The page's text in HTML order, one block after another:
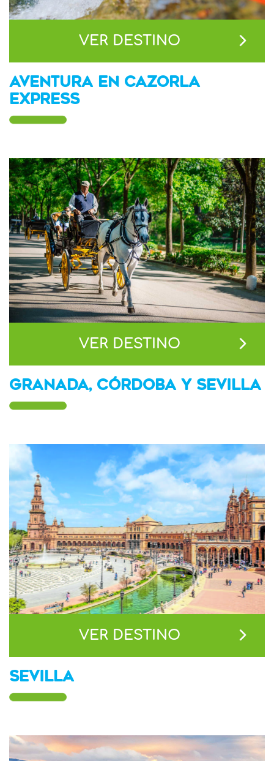
VER DESTINO
AVENTURA EN CAZORLA
EXPRESS
VER DESTINO
GRANADA, CÓRDOBA Y SEVILLA
VER DESTINO
SEVILLA